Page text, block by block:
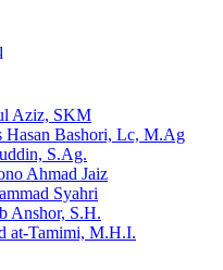
Aziz, SKM
Hasan Bashori, Lc, M.Ag
S.Ag.
Ahmad Jaiz
Syahri
Anshor, S.H.
at-Tamimi, M.H.I.